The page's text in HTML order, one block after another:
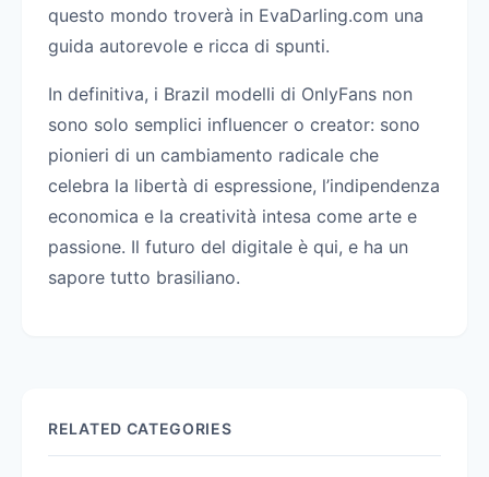
questo mondo troverà in EvaDarling.com una
guida autorevole e ricca di spunti.
In definitiva, i Brazil modelli di OnlyFans non
sono solo semplici influencer o creator: sono
pionieri di un cambiamento radicale che
celebra la libertà di espressione, l’indipendenza
economica e la creatività intesa come arte e
passione. Il futuro del digitale è qui, e ha un
sapore tutto brasiliano.
RELATED CATEGORIES